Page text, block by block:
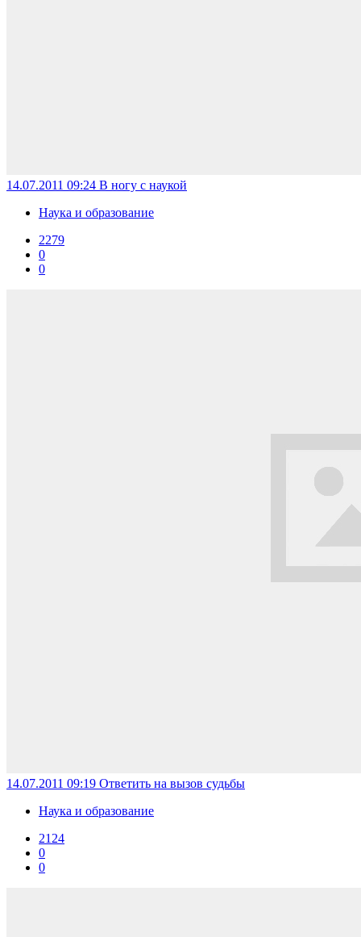
14.07.2011 09:24 В ногу с наукой
Наука и образование
2279
0
0
14.07.2011 09:19 Ответить на вызов судьбы
Наука и образование
2124
0
0